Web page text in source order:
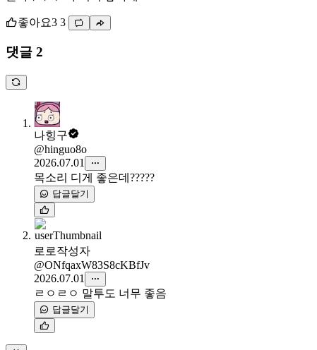
좋아요3 3
댓글 2
나힝구
@hinguo8o
2026.07.01
목소리 디게 좋은데?????
답글달기
로로작성자
@ONfqaxW83S8cKBfJv
2026.07.01
ㄹㅇㄹㅇ 말투도 너무 좋음
답글달기